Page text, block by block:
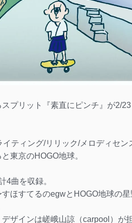
プリット『素直にピンチ』が2/
ティング/リリック/メロディセ
東京のHOGO地球。
4曲を収録。
ほすてるのegwとHOGO地球の
ザインは嵯峨山諒（carpool）が担